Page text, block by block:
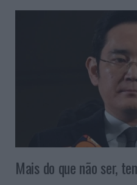
Mais do que não ser,